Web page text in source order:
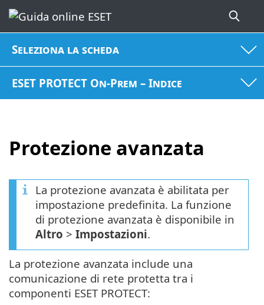
Seleziona la scheda
ESET PROTECT On-Prem – Indice
Protezione avanzata
La protezione avanzata è abilitata per
impostazione predefinita. La funzione
di protezione avanzata è disponibile in
Altro > Impostazioni.
La protezione avanzata include una
comunicazione di rete protetta tra i
componenti ESET PROTECT: